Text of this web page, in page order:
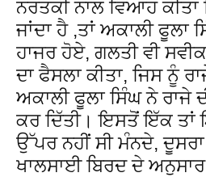
ਨਰਤਕੀ ਨਾਲ ਵਿਆਹ
ਜਾਂਦਾ ਹੈ ,ਤਾਂ ਅਕਾਲੀ ਫੂਲਾ
ਹਾਜਰ ਹੋਏ, ਗਲਤੀ ਵੀ
ਦਾ ਫੈਸਲਾ ਕੀਤਾ, ਜਿਸ ਨੂੰ
ਅਕਾਲੀ ਫੂਲਾ ਸਿੰਘ ਨੇ ਰਾਜੇ
ਕਰ ਦਿੱਤੀ। ਇਸਤੋਂ ਇੱਕ
ਉੱਪਰ ਨਹੀਂ ਸੀ ਮੰਨਦੇ,
ਖਾਲਸਾਈ ਬਿਰਦ ਦੇ ਅਨੁਸਾਰ